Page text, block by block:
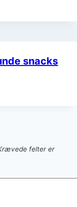
snacks
felter er